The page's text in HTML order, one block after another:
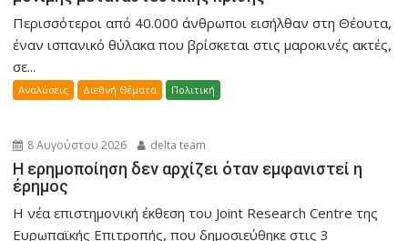
Περισσότεροι από 40.000 άνθρωποι εισήλθαν στη Θέουτα,
έναν ισπανικό θύλακα που βρίσκεται στις μαροκινές ακτές,
σε...
Αναλύσεις Διεθνή Θέματα Πολιτική
8 Αυγούστου 2026 delta team
Η ερημοποίηση δεν αρχίζει όταν εμφανιστεί η
έρημος
Η νέα επιστημονική έκθεση του Joint Research Centre της
Ευρωπαϊκής Επιτροπής, που δημοσιεύθηκε στις 3